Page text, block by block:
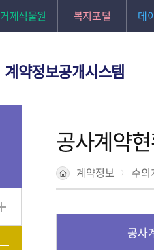
거제식물원 복지포털 데
계약정보공개시스템
공사계약
계약정보 수의
공사